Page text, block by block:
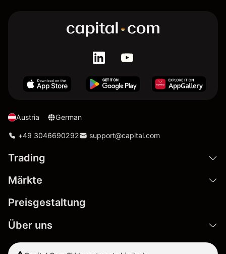
Austria German
+49 3046690292 support@capital.com
Trading
Märkte
Preisgestaltung
Über uns